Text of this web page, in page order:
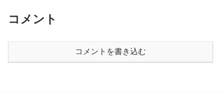
コメント
コメントを書き込む